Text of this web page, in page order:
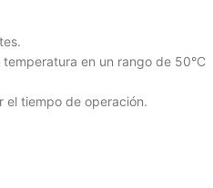
en un rango de 50°C
el tiempo de operación.